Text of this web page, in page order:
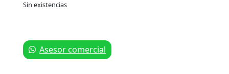
Sin existencias
Asesor comercial